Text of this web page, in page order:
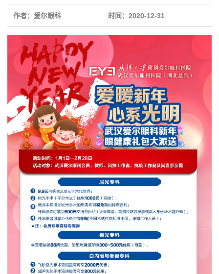
作者：爱尔眼科 时间：2020-12-31